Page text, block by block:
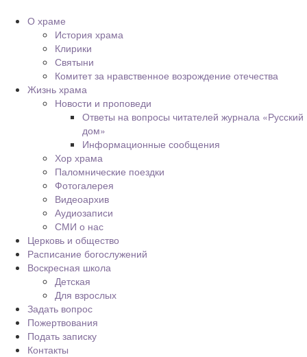
О храме
История храма
Клирики
Святыни
Комитет за нравственное возрождение отечества
Жизнь храма
Новости и проповеди
Ответы на вопросы читателей журнала «Русский
дом»
Информационные сообщения
Хор храма
Паломнические поездки
Фотогалерея
Видеоархив
Аудиозаписи
СМИ о нас
Церковь и общество
Расписание богослужений
Воскресная школа
Детская
Для взрослых
Задать вопрос
Пожертвования
Подать записку
Контакты